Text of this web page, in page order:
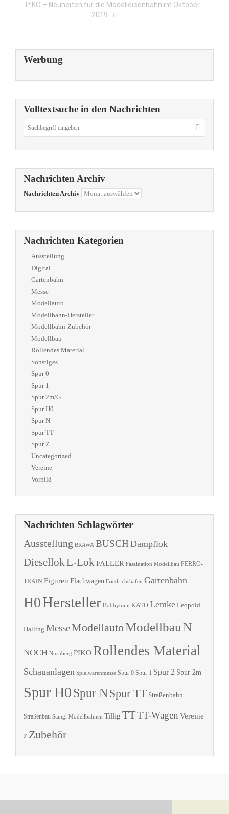
PIKO – Neuheiten für die Modelleisenbahn im Oktober
2019
Werbung
Volltextsuche in den Nachrichten
Nachrichten Archiv
Nachrichten Archiv
Nachrichten Kategorien
Ausstellung
Digital
Gartenbahn
Messe
Modellauto
Modellbahn-Hersteller
Modellbahn-Zubehör
Modellbau
Rollendes Material
Sonstiges
Spur 0
Spur 1
Spur 2m/G
Spur H0
Spur N
Spur TT
Spur Z
Uncategorized
Vereine
Vorbild
Nachrichten Schlagwörter
Ausstellung BRAWA BUSCH Dampflok
DiesellokE-LokFALLER Faszination Modellbau FERRO-
TRAIN Figuren Flachwagen Friedrichshafen Gartenbahn
H0Hersteller Hobbytrain KATO Lemke Leopold
Halling MesseModellautoModellbauN
NOCH Nürnberg PIKO Rollendes Material
Schauanlagen Spielwarenmesse Spur 0 Spur 1 Spur 2 Spur 2m
Spur H0Spur NSpur TT Straßenbahn
Straßenbau Stängl Modellbahnen Tillig TTTT-Wagen Vereine
Z Zubehör